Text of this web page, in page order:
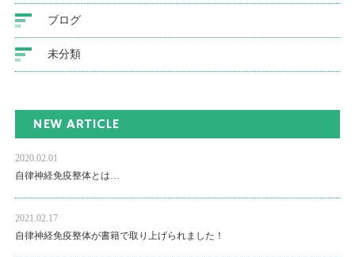
ブログ
未分類
NEW ARTICLE
2020.02.01
自律神経免疫整体とは…
2021.02.17
自律神経免疫整体が書籍で取り上げられました！